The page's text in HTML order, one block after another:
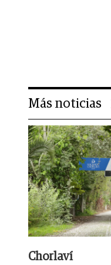
Más noticias
Chorlaví